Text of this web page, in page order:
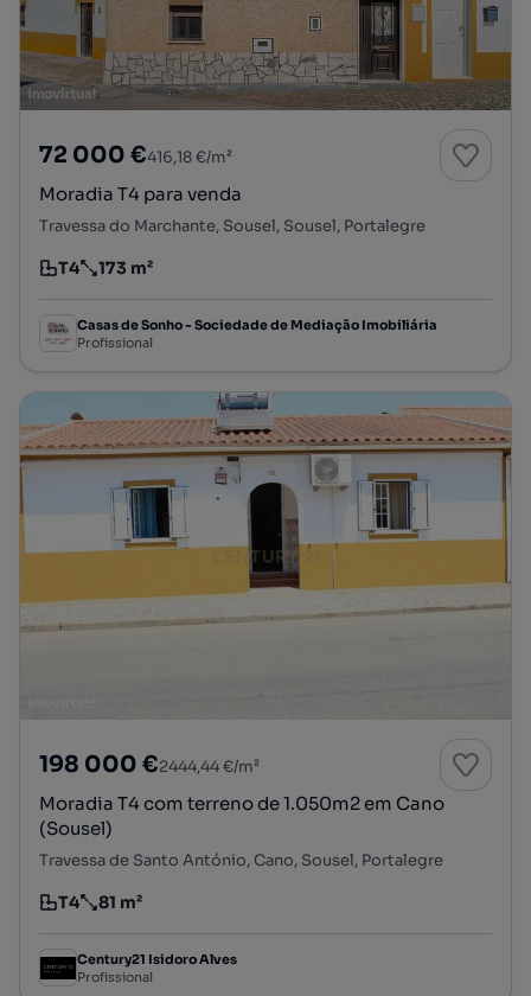
72 000 €416,18 €/m²
Moradia T4 para venda
Travessa do Marchante, Sousel, Sousel, Portalegre
Tipologia
T4
Preço por metro quadrado
173 m²
Casas de Sonho - Sociedade de Mediação Imobiliária
Profissional
198 000 €2444,44 €/m²
Moradia T4 com terreno de 1.050m2 em Cano
(Sousel)
Travessa de Santo António, Cano, Sousel, Portalegre
Tipologia
T4
Preço por metro quadrado
81 m²
Century21 Isidoro Alves
Profissional